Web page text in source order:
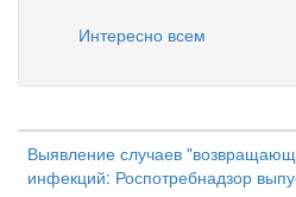
Интересно всем
Выявление случаев
инфекций: Роспотребнадзор